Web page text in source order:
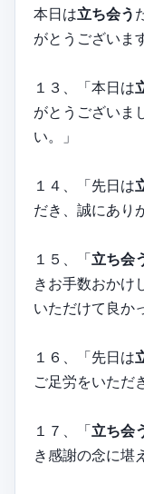
本日は立ち会う
がとうございま
１３、「本日は
がとうございま
い。」
１４、「先日は
だき、誠にあり
１５、「立ち会
きお手数おかけ
いただけて良か
１６、「先日は
ご足労をいただ
１７、「立ち会
き感謝の念に堪